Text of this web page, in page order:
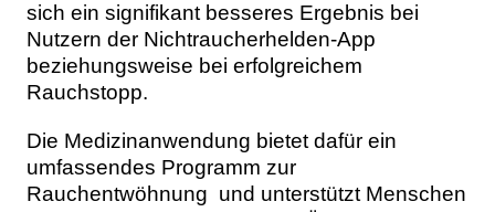
sich ein signifikant besseres Ergebnis bei
Nutzern der Nichtraucherhelden-App
beziehungsweise bei erfolgreichem
Rauchstopp.
Die Medizinanwendung bietet dafür ein
umfassendes Programm zur
Rauchentwöhnung und unterstützt Menschen